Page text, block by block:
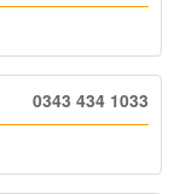
0343 434 1033